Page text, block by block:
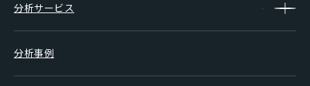
分析サービス
分析事例